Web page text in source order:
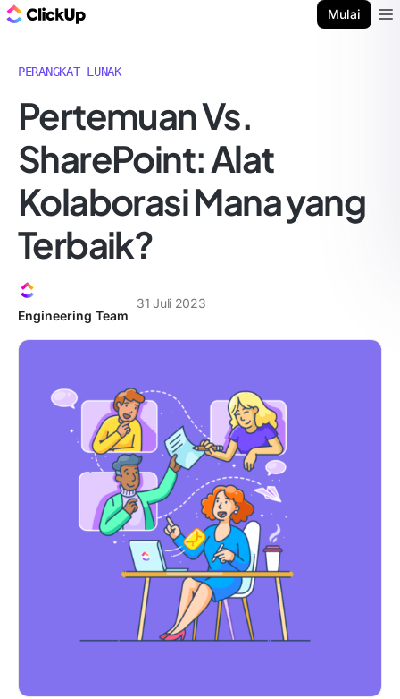
Mulai
PERANGKAT LUNAK
Pertemuan Vs.
SharePoint: Alat
Kolaborasi Mana yang
Terbaik?
Engineering Team
31 Juli 2023